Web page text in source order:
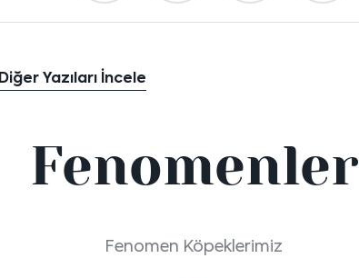
Diğer Yazıları İncele
Fenomenler
Fenomen Köpeklerimiz